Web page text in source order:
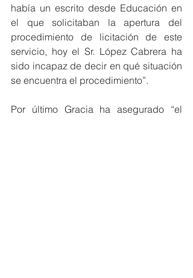
había un escrito desde Educación en
el que solicitaban la apertura del
procedimiento de licitación de este
servicio, hoy el Sr. López Cabrera ha
sido incapaz de decir en qué situación
se encuentra el procedimiento”.
Por último Gracia ha asegurado “el